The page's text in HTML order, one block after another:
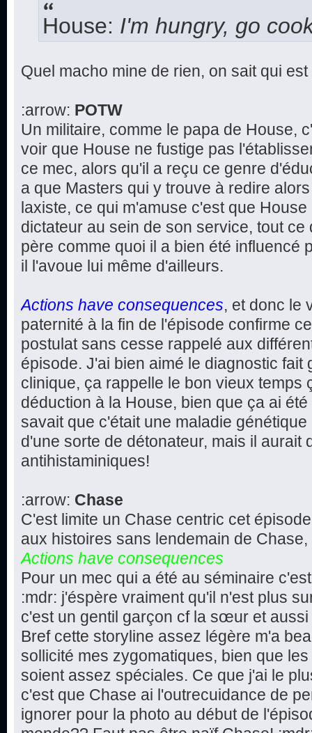
House: I'm hungry, go
Quel macho mine de rien, on sait qui
:arrow: POTW
Un militaire, comme le papa de House,
voir que House ne fustige pas
ce mec, alors qu'il a reçu ce genre
a que Masters qui y trouve à redire
laxiste, ce qui m'amuse c'est que
dictateur au sein de son service, tout
père comme quoi il a bien été influencé
il l'avoue lui même d'ailleurs.
Actions have consequences, et donc le
paternité à la fin de l'épisode confirme
postulat sans cesse rappelé aux
épisode. J'ai bien aimé le diagnostic fait
clinique, ça rappelle le bon vieux temps
déduction à la House, bien que ça ai
savait que c'était une maladie
d'une sorte de détonateur, mais il aurait
antihistaminiques!
:arrow: Chase
C'est limite un Chase centric cet
aux histoires sans lendemain de
Actions have consequences
Pour un mec qui a été au séminaire
:mdr: j'éspère vraiment qu'il n'est plus
c'est un gentil garçon cf la sœur et
Bref cette storyline assez légère m'a
sollicité mes zygomatiques, bien que
soient assez spéciales. Ce que j'ai le
c'est que Chase ai l'outrecuidance de
ignorer pour la photo au début de